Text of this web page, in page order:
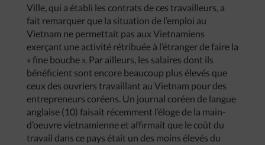
Ville, qui a établi les contrats de ces travailleurs, a
fait remarquer que la situation de l’emploi au
Vietnam ne permettait pas aux Vietnamiens
exerçant une activité rétribuée à l’étranger de faire la
« fine bouche ». Par ailleurs, les salaires dont ils
bénéficient sont encore beaucoup plus élevés que
ceux des ouvriers travaillant au Vietnam pour des
entrepreneurs coréens. Un journal coréen de langue
anglaise (10) faisait récemment l’éloge de la main-
d’oeuvre vietnamienne et affirmait que le coût du
travail dans ce pays était un des moins élevés du